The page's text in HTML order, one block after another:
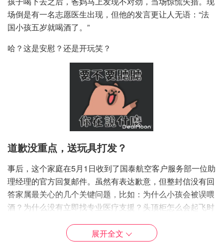
场倒是有一名志愿医生出现，但他的发言更让人无语：“法
国小孩五岁就喝酒了。”
哈？这是安慰？还是开玩笑？
道歉没重点，送玩具打发？
事后，这个家庭在5月1日收到了国泰航空客户服务部一位助
理经理的官方回复邮件。虽然有表达歉意，但整封信没有回
答家属最关心的几个关键问题，比如：为什么小孩会被误喂
酒？为什么没有立即找专业医疗支援？头顶柜怎么会起飞时
更让家属不满的是，国泰航空称：“志愿医生确认孩子无大
展开全文